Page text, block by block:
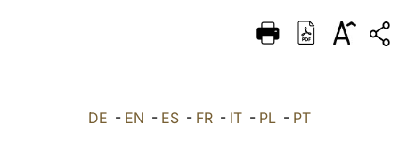
DEUTSCH
العربيّة DE - EN - ES - FR - IT - PL - PT